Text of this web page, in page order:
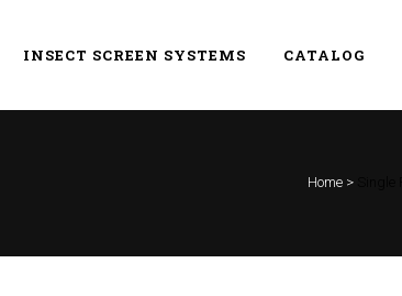
INSECT SCREEN SYSTEMS CATALOG
Home >